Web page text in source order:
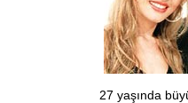
27 yaşında